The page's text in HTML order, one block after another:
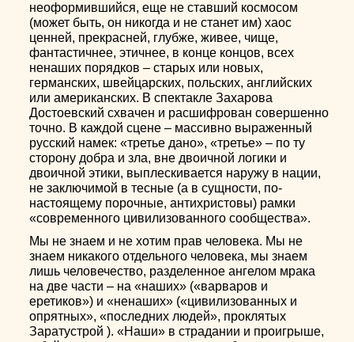
неоформившийся, еще не ставший космосом
(может быть, он никогда и не станет им) хаос
ценней, прекрасней, глубже, живее, чище,
фантастичнее, этичнее, в конце концов, всех
ненаших порядков – старых или новых,
германских, швейцарских, польских, английских
или американских. В спектакле Захарова
Достоевский схвачен и расшифрован совершенно
точно. В каждой сцене – массивно выраженный
русский намек: «третье дано», «третье» – по ту
сторону добра и зла, вне двоичной логики и
двоичной этики, выплескивается наружу в нации,
не заключимой в тесные (а в сущности, по-
настоящему порочные, антихристовы) рамки
«современного цивилизованного сообщества».
Мы не знаем и не хотим прав человека. Мы не
знаем никакого отдельного человека, мы знаем
лишь человечество, разделенное ангелом мрака
на две части – на «наших» («варваров и
еретиков») и «ненаших» («цивилизованных и
опрятных», «последних людей», проклятых
Заратустрой ). «Наши» в страдании и проигрыше,